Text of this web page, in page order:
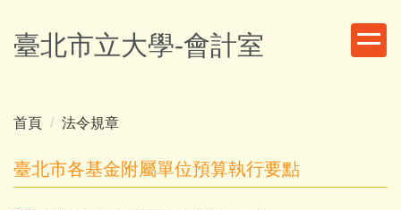
到
主
容
臺北市立大學-會計室
首頁 法令規章
臺北市各基金附屬單位預算執行要點